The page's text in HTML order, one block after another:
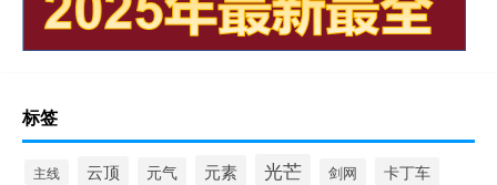
标签
主线 云顶 元气 元素 光芒 剑网 卡丁车